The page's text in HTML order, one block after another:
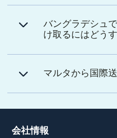
バングラデシュ
け取るにはどう
マルタから国際
会社情報